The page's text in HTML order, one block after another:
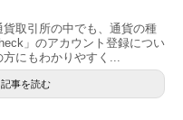
取引所の中でも、通貨の種
」のアカウント登録につい
にもわかりやすく...
記事を読む